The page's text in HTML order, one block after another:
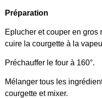
Préparation
Eplucher et couper en gros
cuire la courgette à la
Préchauffer le four à 160°.
Mélanger tous les
courgette et mixer.